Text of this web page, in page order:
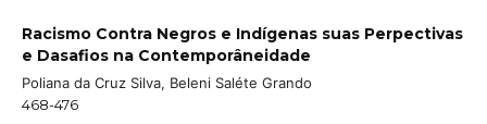
Racismo Contra Negros e Indígenas suas Perpectivas
e Dasafios na Contemporâneidade
Poliana da Cruz Silva, Beleni Saléte Grando
468-476